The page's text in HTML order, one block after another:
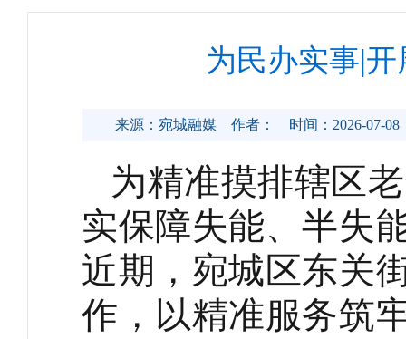
为民办实事|
来源：宛城融媒 作者： 时间：2026-07-08
为精准摸排辖区
实保障失能、半失
近期， 宛城区东关
作，以精准服务筑